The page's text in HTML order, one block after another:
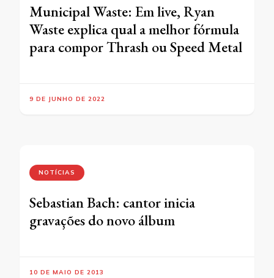
Municipal Waste: Em live, Ryan
Waste explica qual a melhor fórmula
para compor Thrash ou Speed Metal
9 DE JUNHO DE 2022
NOTÍCIAS
Sebastian Bach: cantor inicia
gravações do novo álbum
10 DE MAIO DE 2013